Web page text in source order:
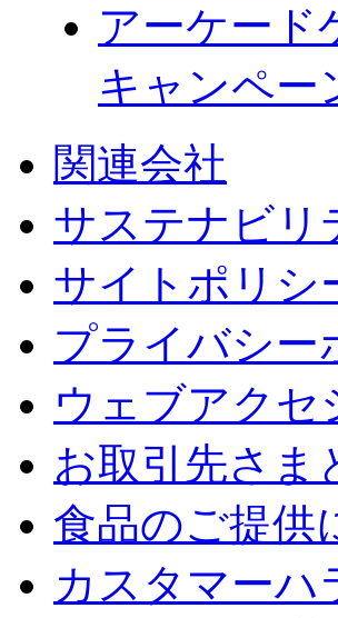
アーケード
キャンペー
関連会社
サステナビリ
サイトポリシ
プライバシー
ウェブアクセ
お取引先さま
食品のご提供
カスタマーハ